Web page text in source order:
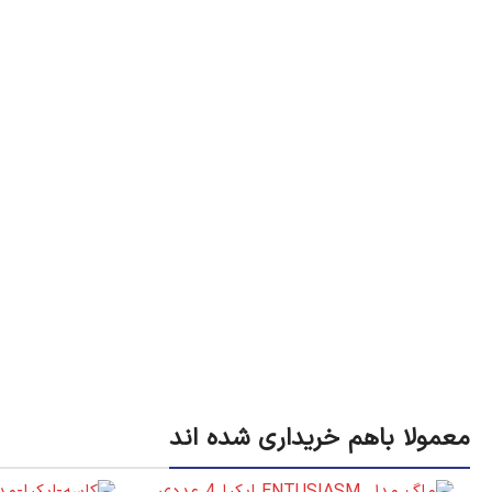
معمولا باهم خریداری شده اند